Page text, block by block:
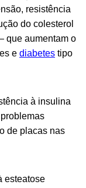
resistência
do colesterol
que aumentam o
e diabetes tipo
à insulina
de placas nas
esteatose